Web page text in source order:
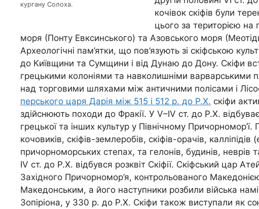
кургану Солоха.
кочівок скіфів були
цього за територією на
моря (Понту Евксинського) та Азовського моря
Археологічні пам’ятки, що пов’язують зі скіфською
до Київщини та Сумщини і від Дунаю до Дону. Скіфи
грецькими колоніями та навколишніми варварськими
над торговими шляхами між античними полісами і
перського царя Дарія між 515 і 512 р. до Р.Х. скіфи
здійснюють походи до Фракії. У V–IV ст. до Р.Х.
грецької та інших культур у Північному Причорномор’ї.
кочовиків, скіфів-землеробів, скіфів-орачів,
причорноморських степах, та гелонів, будинів, неврів
IV ст. до Р.Х. відбувся розквіт Скіфії. Скіфський цар
Західного Причорномор’я, контрольованого
Македонським, а його наступники розбили війська
Зопіріона, у 330 р. до Р.Х. Скіфи також виступали як